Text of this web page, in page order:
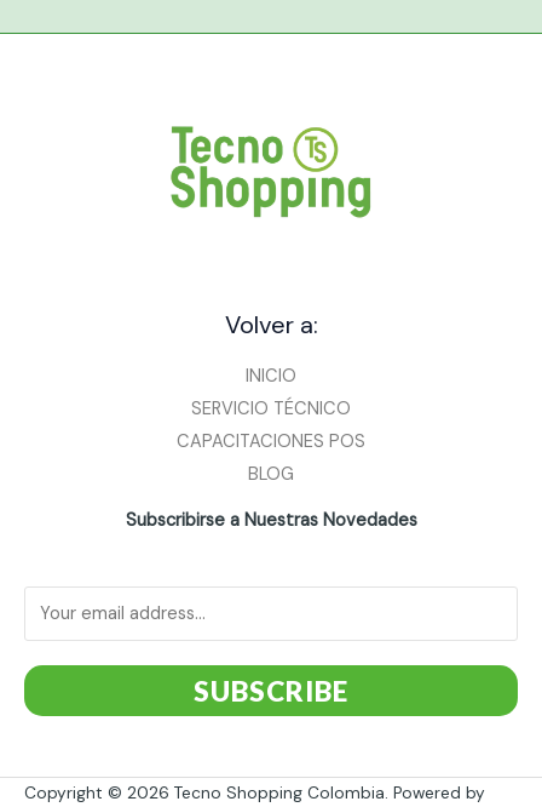
Volver a:
INICIO
SERVICIO TÉCNICO
CAPACITACIONES POS
BLOG
Subscribirse a Nuestras Novedades
SUBSCRIBE
Copyright © 2026 Tecno Shopping Colombia. Powered by